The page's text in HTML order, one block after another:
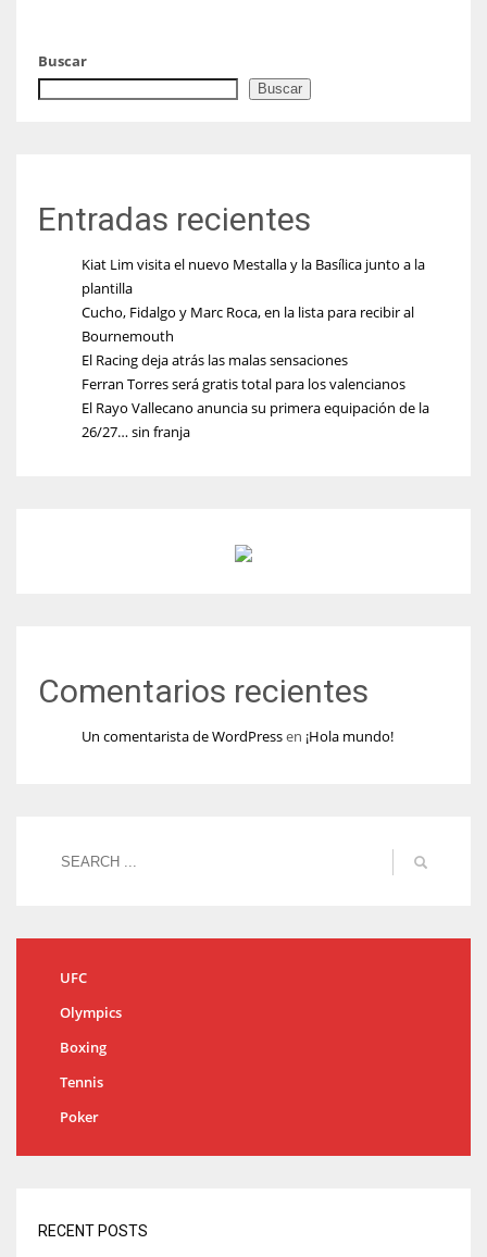
Buscar
Buscar
Entradas recientes
Kiat Lim visita el nuevo Mestalla y la Basílica junto a la
plantilla
Cucho, Fidalgo y Marc Roca, en la lista para recibir al
Bournemouth
El Racing deja atrás las malas sensaciones
Ferran Torres será gratis total para los valencianos
El Rayo Vallecano anuncia su primera equipación de la
26/27… sin franja
Comentarios recientes
Un comentarista de WordPressen ¡Hola mundo!
UFC
Olympics
Boxing
Tennis
Poker
RECENT POSTS